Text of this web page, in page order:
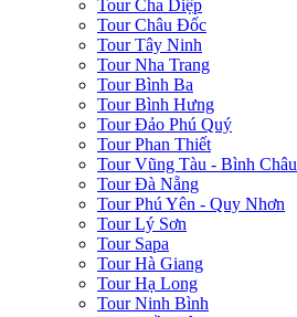
Tour Cha Diệp
Tour Châu Đốc
Tour Tây Ninh
Tour Nha Trang
Tour Bình Ba
Tour Bình Hưng
Tour Đảo Phú Quý
Tour Phan Thiết
Tour Vũng Tàu - Bình Châu
Tour Đà Nẵng
Tour Phú Yên - Quy Nhơn
Tour Lý Sơn
Tour Sapa
Tour Hà Giang
Tour Hạ Long
Tour Ninh Bình